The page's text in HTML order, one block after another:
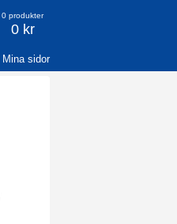
0 produkter
0 kr
Mina sidor